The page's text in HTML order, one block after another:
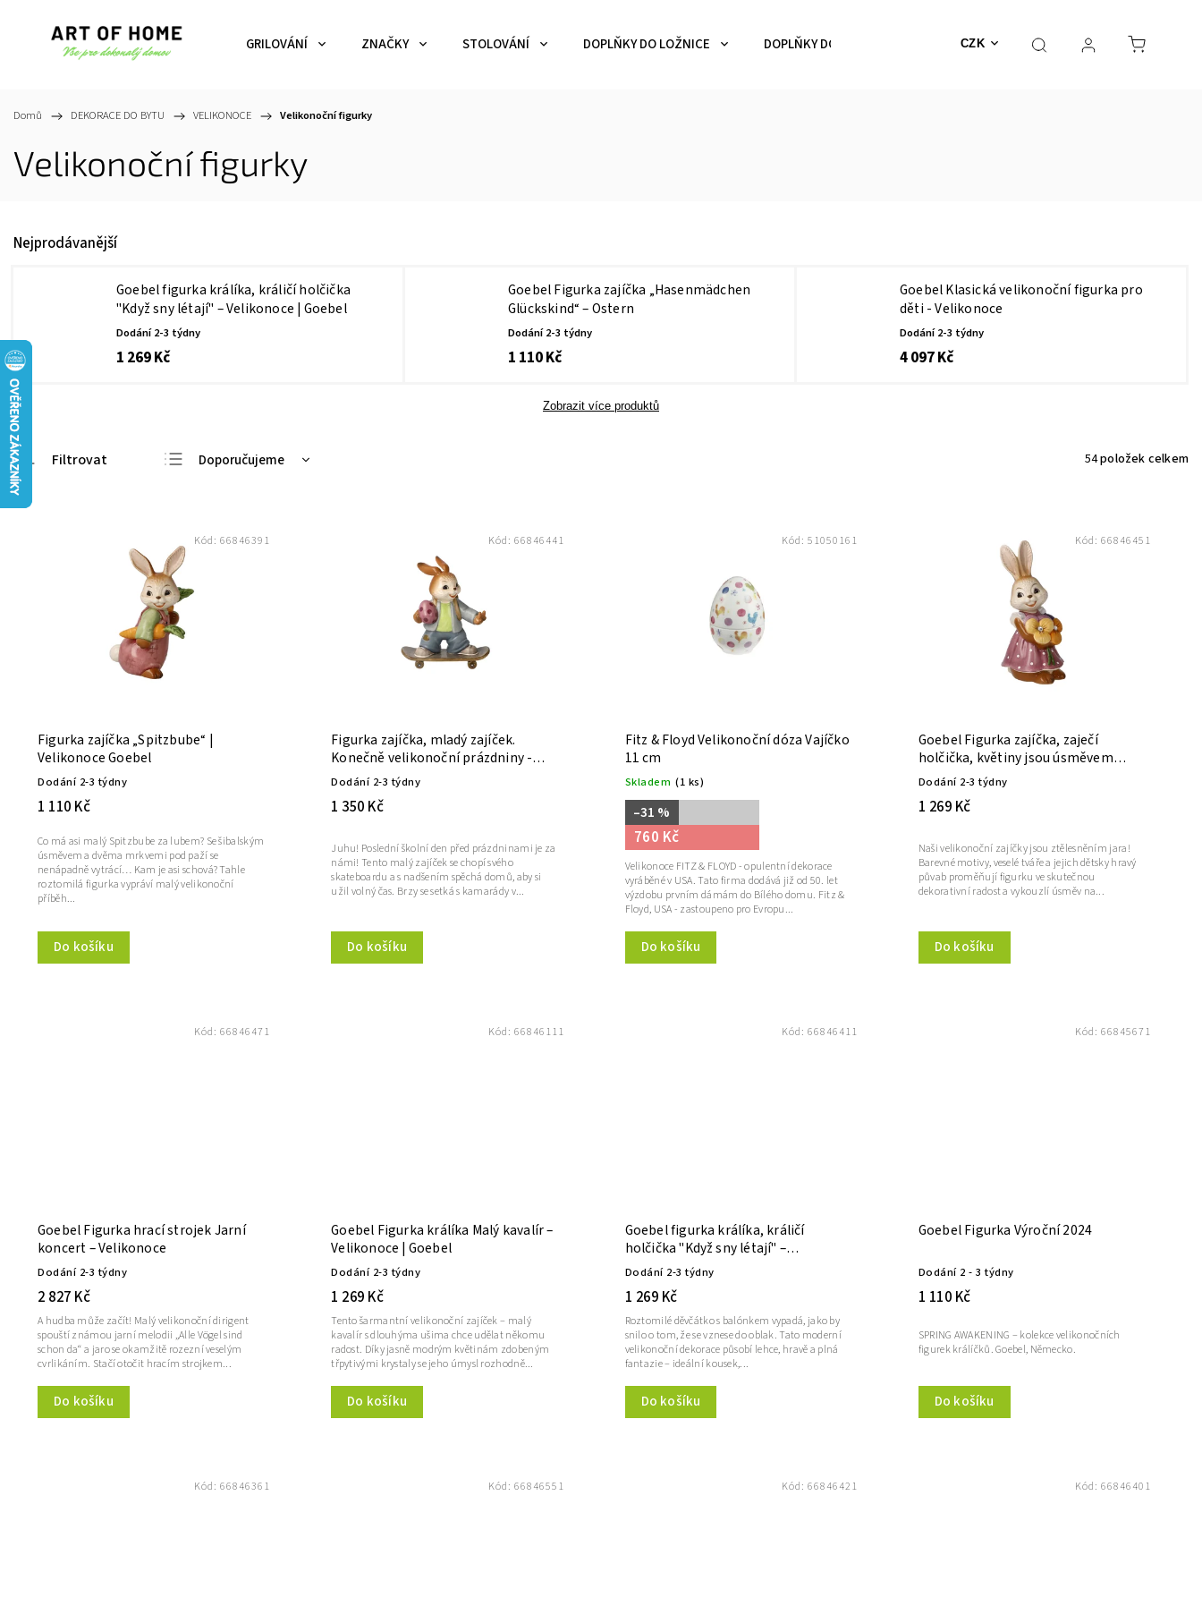
CZK
GRILOVÁNÍ ZNAČKY STOLOVÁNÍ DOPLŇKY DO LOŽNICE DOPLŇKY DO KOUPELNY SKLENICE, HRNKY, ŠÁLKY
Domů / DEKORACE DO BYTU / VELIKONOCE / Velikonoční figurky
Velikonoční figurky
Nejprodávanější
Goebel figurka králíka, králičí holčička
"Když sny létají" – Velikonoce | Goebel
Dodání 2-3 týdny
1 269 Kč
Goebel Figurka zajíčka „Hasenmädchen
Glückskind“ – Ostern
Dodání 2-3 týdny
1 110 Kč
Goebel Klasická velikonoční figurka pro
děti - Velikonoce
Dodání 2-3 týdny
4 097 Kč
Zobrazit více produktů
Doporučujeme
Nejprodávanější
54položek celkem
Figurka zajíčka „Spitzbube“ |
Velikonoce Goebel
Dodání 2-3 týdny
1 110 Kč
Do košíku
Co má asi malý Spitzbube za lubem? Se šibalským
úsměvem a dvěma mrkvemi pod paží se
nenápadně vytrácí… Kam je asi schová? Tahle
roztomilá figurka vypráví malý velikonoční
příběh...
Kód:66846391
Figurka zajíčka, mladý zajíček.
Konečně velikonoční prázdniny -
Velikonoce
Dodání 2-3 týdny
1 350 Kč
Do košíku
Juhu! Poslední školní den před prázdninami je za
námi! Tento malý zajíček se chopí svého
skateboardu a s nadšením spěchá domů, aby si
užil volný čas. Brzy se setká s kamarády v...
Kód: 66846441
Fitz & Floyd Velikonoční dóza Vajíčko
11 cm
Skladem (1 ks)
–31 %
760 Kč
Do košíku
Velikonoce FITZ & FLOYD - opulentní dekorace
vyráběné v USA. Tato firma dodává již od 50. let
výzdobu prvním dámám do Bílého domu. Fitz &
Floyd, USA - zastoupeno pro Evropu...
Kód: 51050161
Goebel Figurka zajíčka, zaječí
holčička, květiny jsou úsměvem
země! - Velikonoce
Dodání 2-3 týdny
1 269 Kč
Do košíku
Naši velikonoční zajíčky jsou ztělesněním jara!
Barevné motivy, veselé tváře a jejich dětsky hravý
půvab proměňují figurku ve skutečnou
dekorativní radost a vykouzlí úsměv na...
Kód: 66846451
Goebel Figurka hrací strojek Jarní
koncert – Velikonoce
Dodání 2-3 týdny
2 827 Kč
Do košíku
A hudba může začít! Malý velikonoční dirigent
spouští známou jarní melodii „Alle Vögel sind
schon da“ a jaro se okamžitě rozezní veselým
cvrlikáním. Stačí otočit hracím strojkem...
Kód:66846471
Goebel Figurka králíka Malý kavalír –
Velikonoce | Goebel
Dodání 2-3 týdny
1 269 Kč
Do košíku
Tento šarmantní velikonoční zajíček – malý
kavalír s dlouhýma ušima chce udělat někomu
radost. Díky jasně modrým květinám zdobeným
třpytivými krystaly se jeho úmysl rozhodně...
Kód: 66846111
Goebel figurka králíka, králičí
holčička "Když sny létají" –
Velikonoce | Goebel
Dodání 2-3 týdny
1 269 Kč
Do košíku
Roztomilé děvčátko s balónkem vypadá, jako by
snilo o tom, že se vznese do oblak. Tato moderní
velikonoční dekorace působí lehce, hravě a plná
fantazie – ideální kousek,...
Kód: 66846411
Goebel Figurka Výroční 2024
Dodání 2 - 3 týdny
1 110 Kč
Do košíku
SPRING AWAKENING – kolekce velikonočních
figurek králíčků. Goebel, Německo.
Kód: 66845671
Kód:66846361 Kód: 66846551 Kód: 66846421 Kód: 66846401